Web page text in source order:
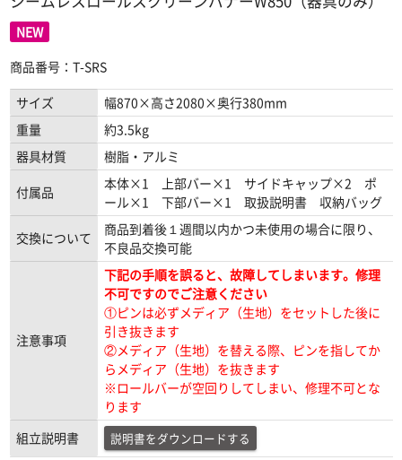
NEW
商品番号：T-SRS
サイズ
幅870×高さ2080×奥行380mm
重量
約3.5kg
器具材質
樹脂・アルミ
付属品
本体×1 上部バー×1 サイドキャップ×2 ポ
ール×1 下部バー×1 取扱説明書 収納バッグ
交換について
商品到着後１週間以内かつ未使用の場合に限り、
不良品交換可能
注意事項
下記の手順を誤ると、故障してしまいます。修理
不可ですのでご注意ください
①ピンは必ずメディア（生地）をセットした後に
引き抜きます
②メディア（生地）を替える際、ピンを指してか
らメディア（生地）を抜きます
※ロールバーが空回りしてしまい、修理不可とな
ります
組立説明書
説明書をダウンロードする